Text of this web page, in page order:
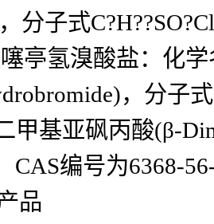
分子式
亭氢溴酸盐：化
，分子
甲基亚砜丙酸(β-
CAS编号为6368-
品